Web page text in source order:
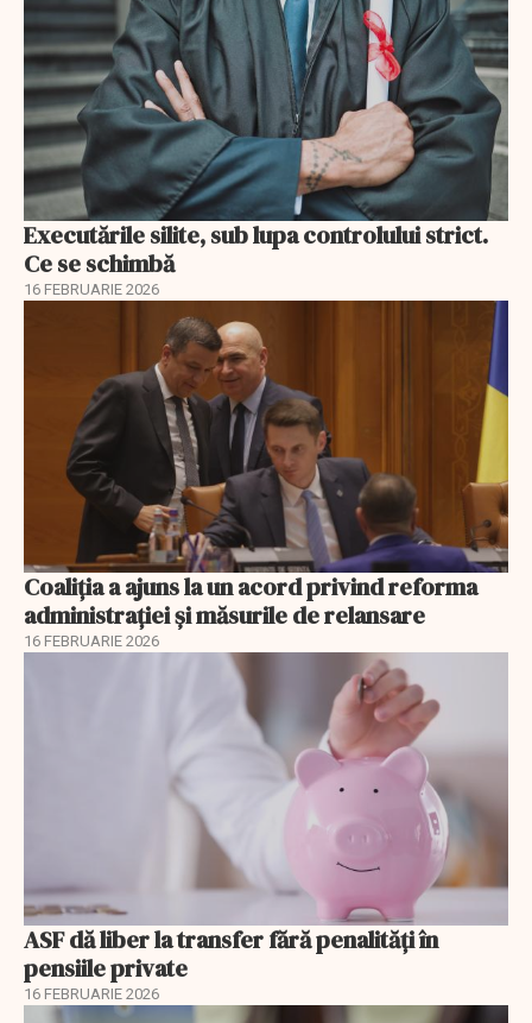
Executările silite, sub lupa controlului strict.
Ce se schimbă
16 FEBRUARIE 2026
Coaliția a ajuns la un acord privind reforma
administrației și măsurile de relansare
16 FEBRUARIE 2026
ASF dă liber la transfer fără penalități în
pensiile private
16 FEBRUARIE 2026